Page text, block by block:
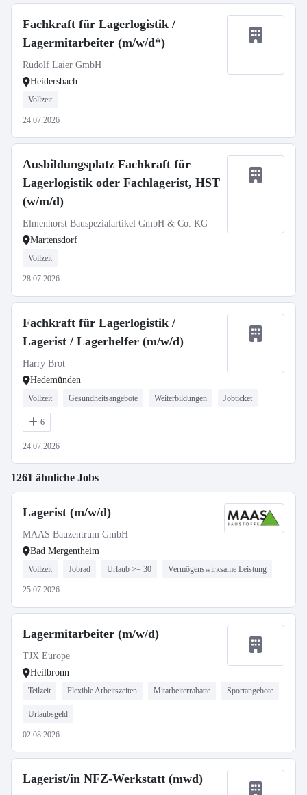
Fachkraft für Lagerlogistik /
Lagermitarbeiter (m/w/d*)
Rudolf Laier GmbH
Heidersbach
Vollzeit
24.07.2026
Ausbildungsplatz Fachkraft für
Lagerlogistik oder Fachlagerist, HST
(w/m/d)
Elmenhorst Bauspezialartikel GmbH & Co. KG
Martensdorf
Vollzeit
28.07.2026
Fachkraft für Lagerlogistik /
Lagerist / Lagerhelfer (m/w/d)
Harry Brot
Hedemünden
Vollzeit Gesundheitsangebote Weiterbildungen Jobticket
6
24.07.2026
1261 ähnliche Jobs
Lagerist (m/w/d)
MAAS Bauzentrum GmbH
Bad Mergentheim
Vollzeit Jobrad Urlaub >= 30 Vermögenswirksame Leistung
25.07.2026
Lagermitarbeiter (m/w/d)
TJX Europe
Heilbronn
Teilzeit Flexible Arbeitszeiten Mitarbeiterrabatte Sportangebote
Urlaubsgeld
02.08.2026
Lagerist/in NFZ-Werkstatt (mwd)